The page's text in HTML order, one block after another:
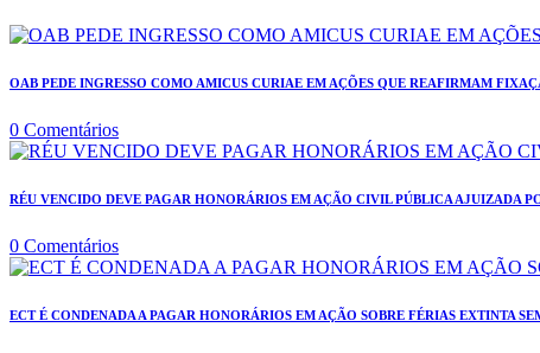
OAB PEDE INGRESSO COMO AMICUS CURIAE EM AÇÕES QUE REAFIRMAM
0 Comentários
RÉU VENCIDO DEVE PAGAR HONORÁRIOS EM AÇÃO CIVIL PÚBLICA AJUIZADA
0 Comentários
ECT É CONDENADA A PAGAR HONORÁRIOS EM AÇÃO SOBRE FÉRIAS EXTINTA